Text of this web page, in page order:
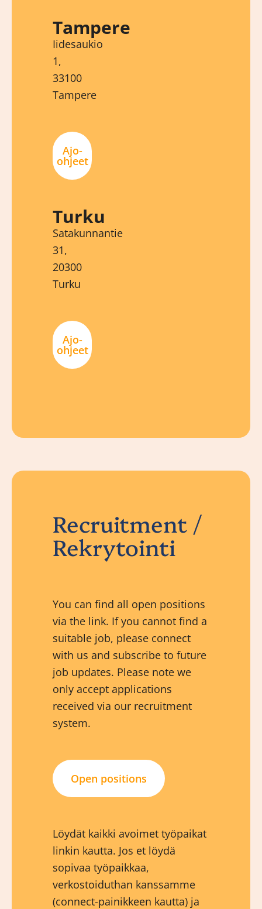
Tampere
Iidesaukio
1,
33100
Tampere
Ajo-
ohjeet
Turku
Satakunnantie
31,
20300
Turku
Ajo-
ohjeet
Recruitment /
Rekrytointi
You can find all open positions
via the link. If you cannot find a
suitable job, please connect
with us and subscribe to future
job updates. Please note we
only accept applications
received via our recruitment
system.
Open positions
Löydät kaikki avoimet työpaikat
linkin kautta. Jos et löydä
sopivaa työpaikkaa,
verkostoiduthan kanssamme
(connect-painikkeen kautta) ja